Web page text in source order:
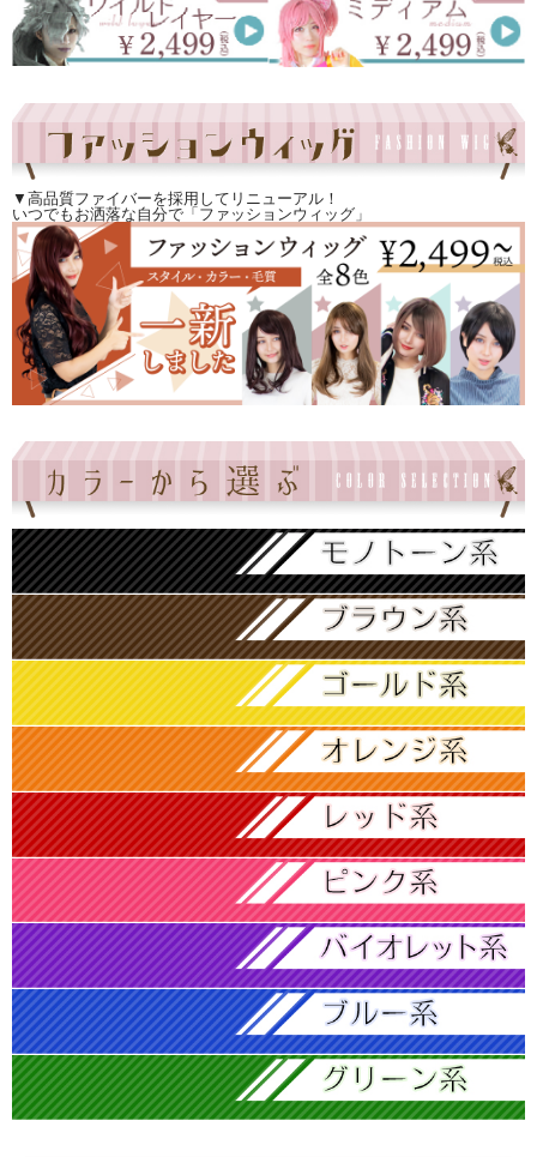
▼高品質ファイバーを採用してリニューアル！
いつでもお洒落な自分で「ファッションウィッグ」